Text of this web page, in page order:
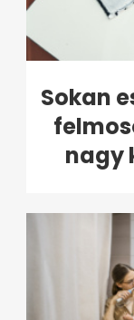
Sokan
nagy